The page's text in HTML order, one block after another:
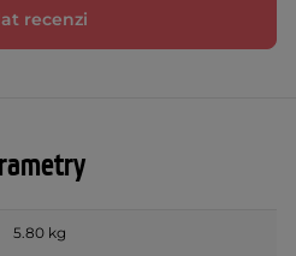
recenzi
5.80 kg